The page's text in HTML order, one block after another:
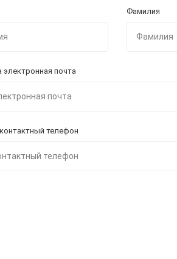
Фамилия
электронная почта
телефон